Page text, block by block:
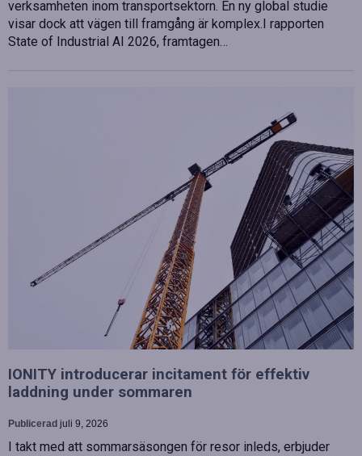
verksamheten inom transportsektorn. En ny global studie
visar dock att vägen till framgång är komplex.I rapporten
State of Industrial AI 2026, framtagen…
IONITY introducerar incitament för effektiv
laddning under sommaren
Publicerad juli 9, 2026
I takt med att sommarsäsongen för resor inleds, erbjuder